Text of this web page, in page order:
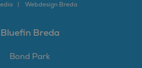
Webdesign Breda
Bluefin Breda
Bond Park